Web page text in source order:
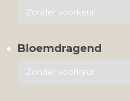
Bloemdragend